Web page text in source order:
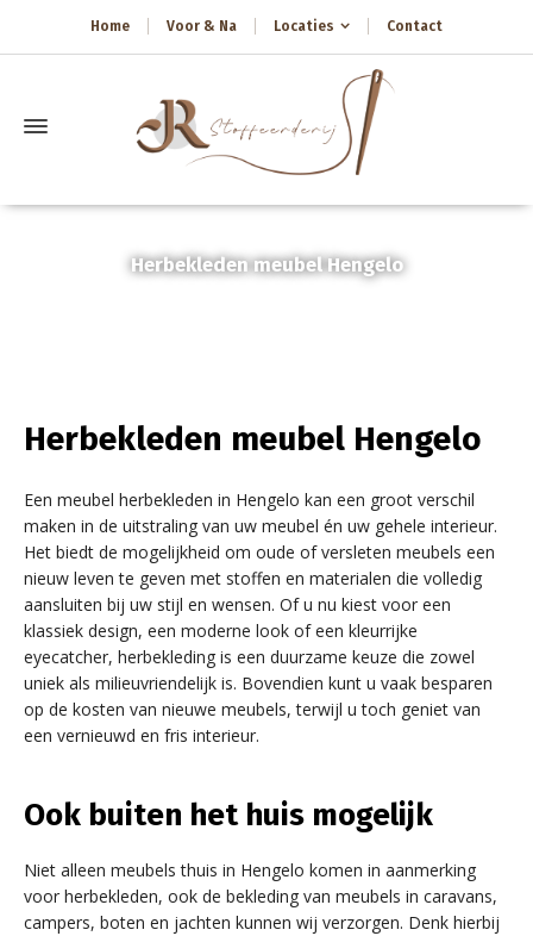
Home Voor & Na Locaties Contact
Herbekleden meubel Hengelo
Herbekleden meubel Hengelo
Een meubel herbekleden in Hengelo kan een groot verschil
maken in de uitstraling van uw meubel én uw gehele interieur.
Het biedt de mogelijkheid om oude of versleten meubels een
nieuw leven te geven met stoffen en materialen die volledig
aansluiten bij uw stijl en wensen. Of u nu kiest voor een
klassiek design, een moderne look of een kleurrijke
eyecatcher, herbekleding is een duurzame keuze die zowel
uniek als milieuvriendelijk is. Bovendien kunt u vaak besparen
op de kosten van nieuwe meubels, terwijl u toch geniet van
een vernieuwd en fris interieur.
Ook buiten het huis mogelijk
Niet alleen meubels thuis in Hengelo komen in aanmerking
voor herbekleden, ook de bekleding van meubels in caravans,
campers, boten en jachten kunnen wij verzorgen. Denk hierbij